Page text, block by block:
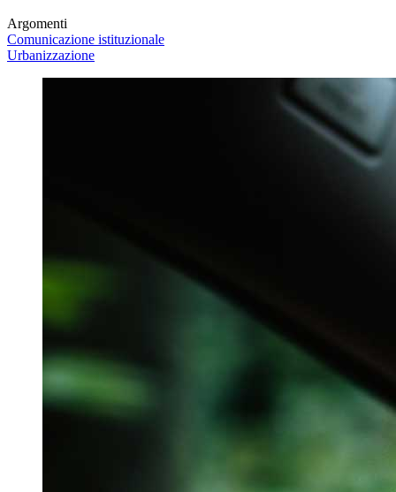
Argomenti
Comunicazione istituzionale
Urbanizzazione